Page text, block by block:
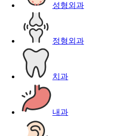
성형외과
정형외과
치과
내과